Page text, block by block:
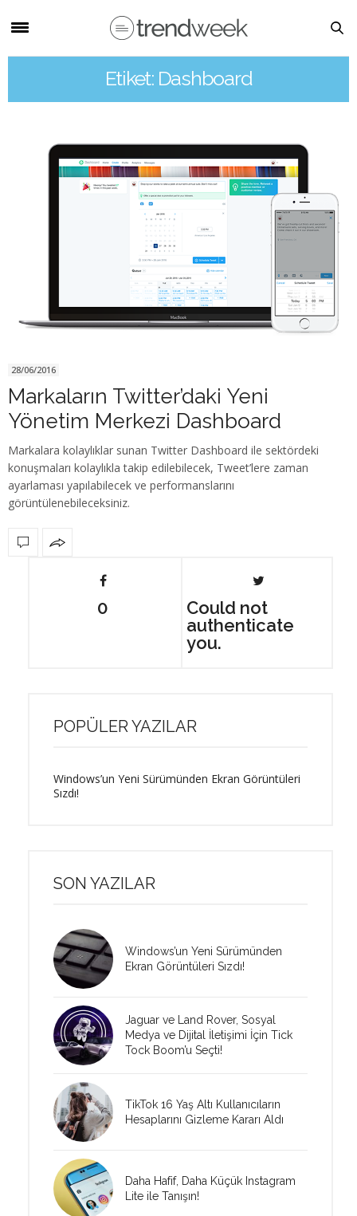
Etiket: Dashboard
28/06/2016
Markaların Twitter’daki Yeni
Yönetim Merkezi Dashboard
Markalara kolaylıklar sunan Twitter Dashboard ile sektördeki
konuşmaları kolaylıkla takip edilebilecek, Tweet’lere zaman
ayarlaması yapılabilecek ve performanslarını
görüntülenebileceksiniz.
0
Could not
authenticate
you.
POPÜLER YAZILAR
Windows’un Yeni Sürümünden Ekran Görüntüleri
Sızdı!
SON YAZILAR
Windows’un Yeni Sürümünden
Ekran Görüntüleri Sızdı!
Jaguar ve Land Rover, Sosyal
Medya ve Dijital İletişimi İçin Tick
Tock Boom’u Seçti!
TikTok 16 Yaş Altı Kullanıcıların
Hesaplarını Gizleme Kararı Aldı
Daha Hafif, Daha Küçük Instagram
Lite ile Tanışın!